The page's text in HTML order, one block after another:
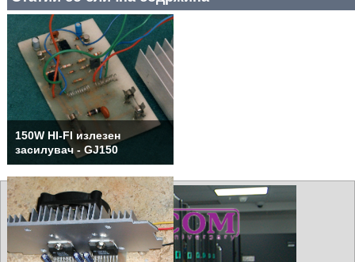
150W HI-FI излезен
засилувач - GJ150